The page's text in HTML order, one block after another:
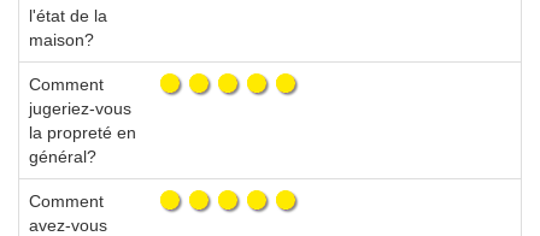
l'état de la
maison?
Comment
jugeriez-vous
la propreté en
général?
Comment
avez-vous